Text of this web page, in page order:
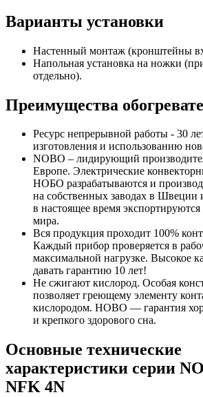
Варианты установки
Настенный монтаж (кронштейны
Напольная установка на ножки
отдельно).
Преимущества
Ресурс непрерывной работы - 30
изготовления и использованию
NOBO – лидирующий
Европе. Электрические
НОБО разрабатываются и
на собственных заводах в Швеции
в настоящее время экспортируются
мира.
Вся продукция проходит 100%
Каждый прибор проверяется в
максимальной нагрузке. Высокое
давать гарантию 10 лет!
Не сжигают кислород. Особая
позволяет греющему элементу
кислородом. НОВО — гарантия
и крепкого здорового сна.
Основные технические
характеристики серии
NFK 4N